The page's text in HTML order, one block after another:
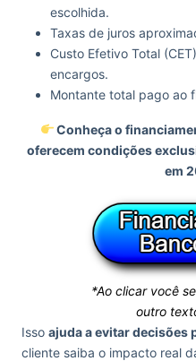
escolhida.
Taxas de juros
Custo Efetivo Total
encargos.
Montante total pago ao
Conheça o
oferecem condições
em
*Ao clicar você
outro
Isso ajuda a evitar decisões
cliente saiba o impacto real